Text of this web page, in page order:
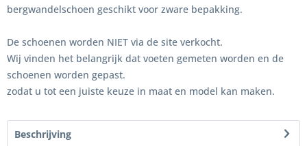
bergwandelschoen geschikt voor zware bepakking.
De schoenen worden NIET via de site verkocht.
Wij vinden het belangrijk dat voeten gemeten worden en de
schoenen worden gepast.
zodat u tot een juiste keuze in maat en model kan maken.
Beschrijving